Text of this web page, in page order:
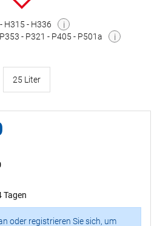
H315 - H336
i
- P321 - P405 - P501a
i
25 Liter
Tagen
oder registrieren Sie sich, um